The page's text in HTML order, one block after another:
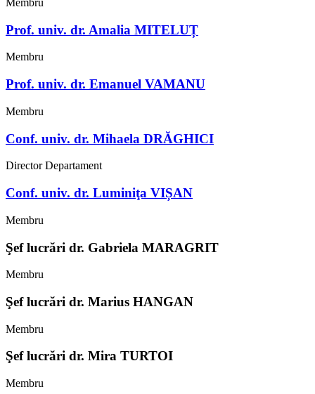
Membru
Prof. univ. dr. Amalia MITELUȚ
Membru
Prof. univ. dr. Emanuel VAMANU​
Membru
Conf. univ. dr. Mihaela DRĂGHICI
Director Departament
Conf. univ. dr. Luminiţa VIȘAN
Membru
Şef lucrări dr. Gabriela MARAGRIT
Membru
Şef lucrări dr. Marius HANGAN
Membru
Şef lucrări dr. Mira TURTOI
Membru